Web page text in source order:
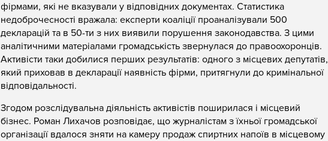
фірмами, які не вказували у відповідних документах. Статистика
недоброчесності вражала: експерти коаліції проаналізували 500
декларацій та в 50-ти з них виявили порушення законодавства. З цими
аналітичними матеріалами громадськість звернулася до правоохоронців.
Активісти таки добилися перших результатів: одного з місцевих депутатів,
який приховав в декларації наявність фірми, притягнули до кримінальної
відповідальності.
Згодом розслідувальна діяльність активістів поширилася і місцевий
бізнес. Роман Лихачов розповідає, що журналістам з їхньої громадської
організації вдалося зняти на камеру продаж спиртних напоїв в місцевому